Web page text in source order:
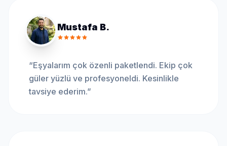
Mustafa B.
“Eşyalarım çok özenli paketlendi. Ekip çok
güler yüzlü ve profesyoneldi. Kesinlikle
tavsiye ederim.”